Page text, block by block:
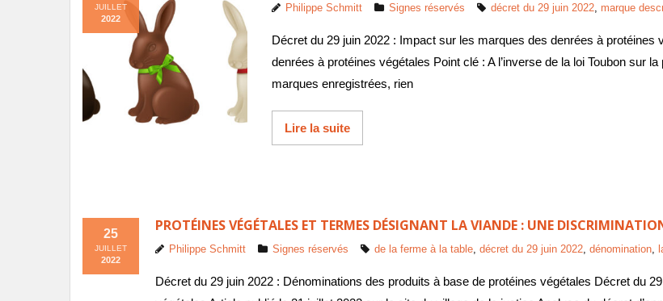
JUILLET
2022
Philippe Schmitt Signes réservés décret du 29 juin 2022, marque
Décret du 29 juin 2022 : Impact sur les marques des denrées à
denrées à protéines végétales Point clé : A l’inverse de la loi Toubon sur
marques enregistrées, rien
Lire la suite
PROTÉINES VÉGÉTALES ET TERMES DÉSIGNANT LA VIANDE : UNE
25
JUILLET
2022
Philippe Schmitt Signes réservés de la ferme à la table, décret du 29 juin 2022, dénomination,
Décret du 29 juin 2022 : Dénominations des produits à base de protéines végétales Décret du